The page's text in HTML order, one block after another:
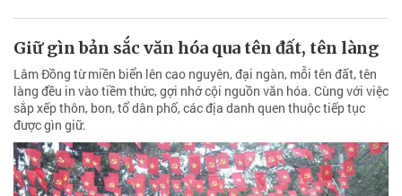
Giữ gìn bản sắc văn hóa qua tên đất, tên làng
Lâm Đồng từ miền biển lên cao nguyên, đại ngàn, mỗi tên đất, tên
làng đều in vào tiềm thức, gợi nhớ cội nguồn văn hóa. Cùng với việc
sắp xếp thôn, bon, tổ dân phố, các địa danh quen thuộc tiếp tục
được gìn giữ.